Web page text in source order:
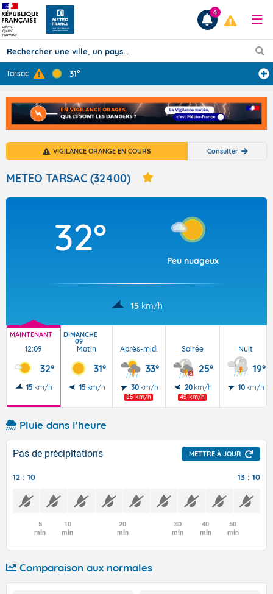
Prévisions
TOUS LES RÉSULTATS
Articles
4
Tarsac 31°
VIGILANCE ORANGE EN COURS Consulter
METEO TARSAC (32400)
32°
Peu nuageux
15 km/h
MAINTENANT
12:09
32°
15 km/h
DIMANCHE
09
Matin
31°
15 km/h
Après-midi
33°
30 km/h
85 km/h
Soirée
25°
20 km/h
45 km/h
Nuit
19°
10 km/h
Pluie dans l'heure
Pas de précipitations METTRE À JOUR
12 : 10 13 : 10
5
min
10
min
20
min
30
min
40
min
50
min
Comparaison aux normales